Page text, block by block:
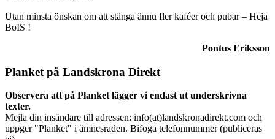
Utan minsta önskan om att stänga ännu fler kaféer och pubar – Heja
BoIS !
Pontus Eriksson
Planket på Landskrona Direkt
Observera att på Planket lägger vi endast ut underskrivna
texter.
Mejla din insändare till adressen: info(at)landskronadirekt.com och
uppger "Planket" i ämnesraden. Bifoga telefonnummer (publiceras